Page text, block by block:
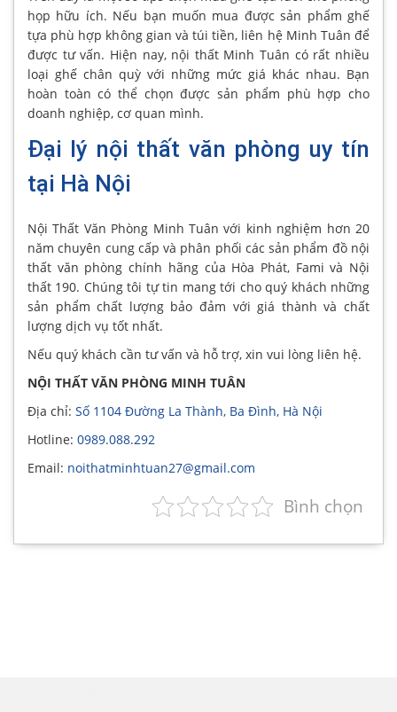
họp hữu ích. Nếu bạn muốn mua được sản phẩm ghế
tựa phù hợp không gian và túi tiền, liên hệ Minh Tuân để
được tư vấn. Hiện nay, nội thất Minh Tuân có rất nhiều
loại ghế chân quỳ với những mức giá khác nhau. Bạn
hoàn toàn có thể chọn được sản phẩm phù hợp cho
doanh nghiệp, cơ quan mình.
Đại lý nội thất văn phòng uy tín
tại Hà Nội
Nội Thất Văn Phòng Minh Tuân với kinh nghiệm hơn 20
năm chuyên cung cấp và phân phối các sản phẩm đồ nội
thất văn phòng chính hãng của Hòa Phát, Fami và Nội
thất 190. Chúng tôi tự tin mang tới cho quý khách những
sản phẩm chất lượng bảo đảm với giá thành và chất
lượng dịch vụ tốt nhất.
Nếu quý khách cần tư vấn và hỗ trợ, xin vui lòng liên hệ.
NỘI THẤT VĂN PHÒNG MINH TUÂN
Địa chỉ: Số 1104 Đường La Thành, Ba Đình, Hà Nội
Hotline: 0989.088.292
Email: noithatminhtuan27@gmail.com
Bình chọn